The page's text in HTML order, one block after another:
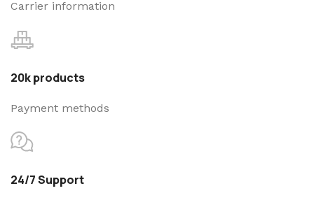
Carrier information
20k products
Payment methods
24/7 Support